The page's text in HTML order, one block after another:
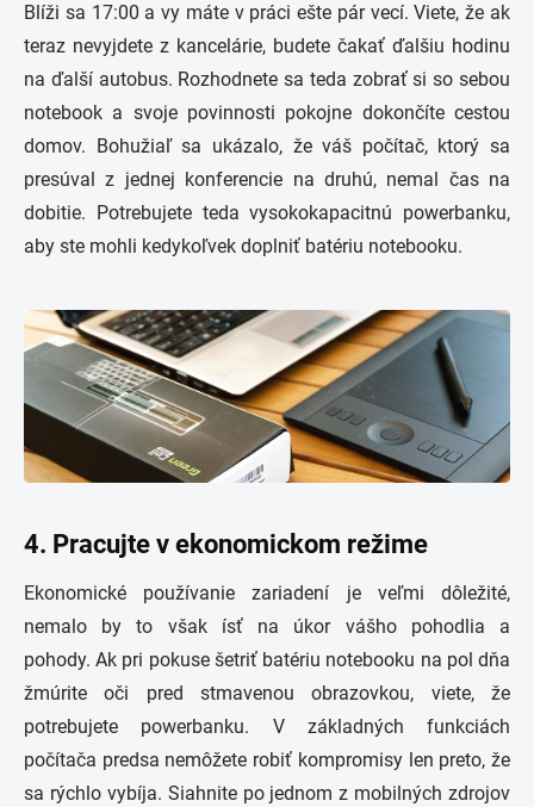
Blíži sa 17:00 a vy máte v práci ešte pár vecí. Viete, že ak
teraz nevyjdete z kancelárie, budete čakať ďalšiu hodinu
na ďalší autobus. Rozhodnete sa teda zobrať si so sebou
notebook a svoje povinnosti pokojne dokončíte cestou
domov. Bohužiaľ sa ukázalo, že váš počítač, ktorý sa
presúval z jednej konferencie na druhú, nemal čas na
dobitie. Potrebujete teda vysokokapacitnú powerbanku,
aby ste mohli kedykoľvek doplniť batériu notebooku.
4. Pracujte v ekonomickom režime
Ekonomické používanie zariadení je veľmi dôležité,
nemalo by to však ísť na úkor vášho pohodlia a
pohody. Ak pri pokuse šetriť batériu notebooku na pol dňa
žmúrite oči pred stmavenou obrazovkou, viete, že
potrebujete powerbanku. V základných funkciách
počítača predsa nemôžete robiť kompromisy len preto, že
sa rýchlo vybíja. Siahnite po jednom z mobilných zdrojov